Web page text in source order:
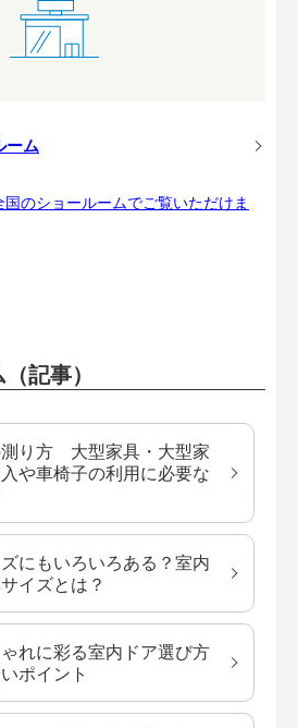
ーム
のショールームでご覧いただけま
記事）
測り方 大型家具・大型家
や車椅子の利用に必要な
にもいろいろある？室内
イズとは？
れに彩る室内ドア選び方
ポイント